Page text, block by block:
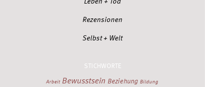
Rezensionen
Selbst + Welt
STICHWORTE
Arbeit Bewusstsein Beziehung Bildung